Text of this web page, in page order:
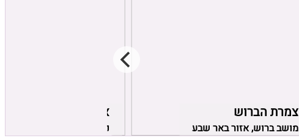
אירוח רומנטי
נתניה, אזור נתניה
צמרת הברוש
מושב ברוש, אזור באר שבע